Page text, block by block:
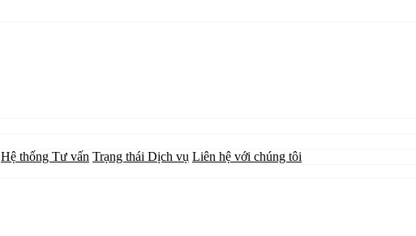
Hệ thống Tư vấn Trạng thái Dịch vụ Liên hệ với chúng tôi